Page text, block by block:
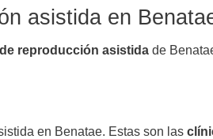
asistida en
reproducción asistida de
en Benatae. Estas son las